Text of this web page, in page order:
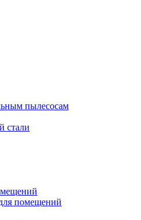
пылесосам
стали
помещений